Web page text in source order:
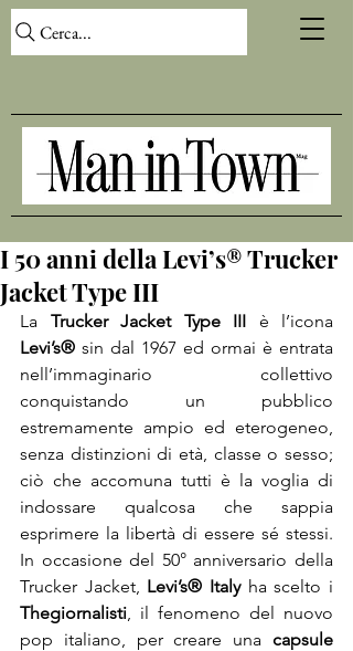
Cerca...
I 50 anni della Levi’s® Trucker
Jacket Type III
La Trucker Jacket Type III
Levi’s® sin dal 1967 ed ormai è entrata
nell’immaginario collettivo
conquistando un pubblico
estremamente ampio ed eterogeneo,
senza distinzioni di età, classe o sesso;
ciò che accomuna tutti è la voglia di
indossare qualcosa che sappia
esprimere la libertà di essere sé stessi.
In occasione del 50° anniversario della
Trucker Jacket, Levi’s® Italy
Thegiornalisti, il fenomeno del nuovo
pop italiano, per creare una capsule